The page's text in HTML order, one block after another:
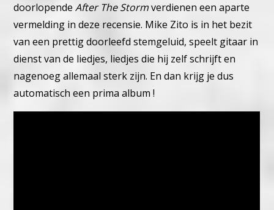
doorlopendeAfter The Stormverdienen een aparte
vermelding in deze recensie. Mike Zito is in het bezit
van een prettig doorleefd stemgeluid, speelt gitaar in
dienst van de liedjes, liedjes die hij zelf schrijft en
nagenoeg allemaal sterk zijn. En dan krijg je dus
automatisch een prima album !